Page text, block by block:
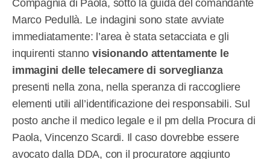
Compagnia di Paola, sotto la guida del comandante
Marco Pedullà. Le indagini sono state avviate
immediatamente: l’area è stata setacciata e gli
inquirenti stannovisionando attentamente le
immagini delle telecamere di sorveglianza
presenti nella zona, nella speranza di raccogliere
elementi utili all’identificazione dei responsabili. Sul
posto anche il medico legale e il pm della Procura di
Paola, Vincenzo Scardi. Il caso dovrebbe essere
avocato dalla DDA, con il procuratore aggiunto